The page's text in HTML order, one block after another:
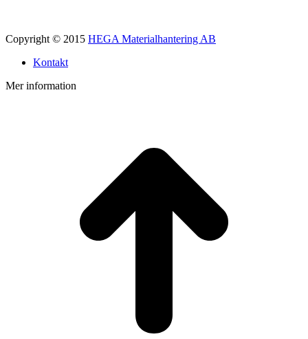
Copyright © 2015 HEGA Materialhantering AB
Kontakt
Mer information